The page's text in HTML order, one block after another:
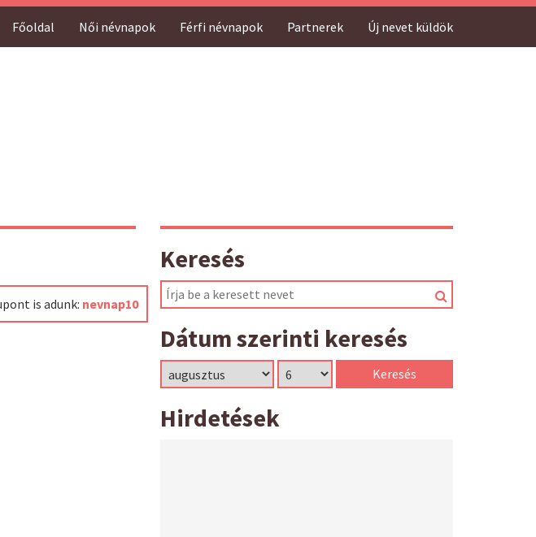
Főoldal Női névnapok Férfi névnapok Partnerek Új nevet küldök
is adunk: nevnap10
Keresés
Dátum szerinti keresés
Hirdetések